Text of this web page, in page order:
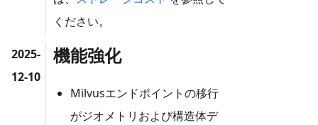
ください。
2025-
12-10
機能強化
Milvusエンドポイントの移行
がジオメトリおよび構造体デ